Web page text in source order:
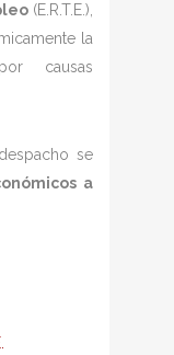
(E.R.T.E.),
la
causas
se
a